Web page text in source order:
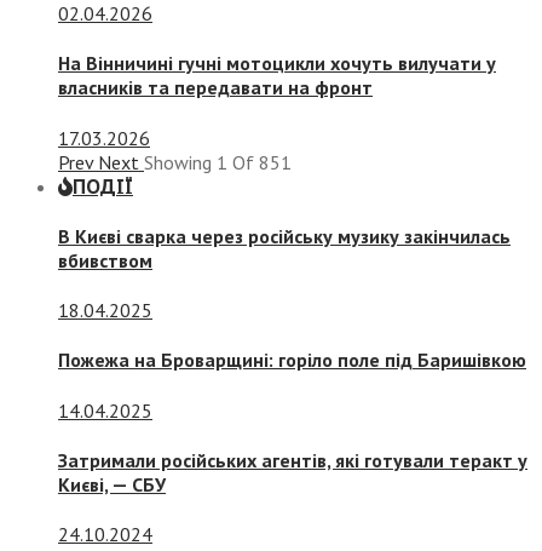
02.04.2026
На Вінничині гучні мотоцикли хочуть вилучати у
власників та передавати на фронт
17.03.2026
Prev Next Showing 1 Of 851
ПОДІЇ
В Києві сварка через російську музику закінчилась
вбивством
18.04.2025
Пожежа на Броварщині: горіло поле під Баришівкою
14.04.2025
Затримали російських агентів, які готували теракт у
Києві, — СБУ
24.10.2024